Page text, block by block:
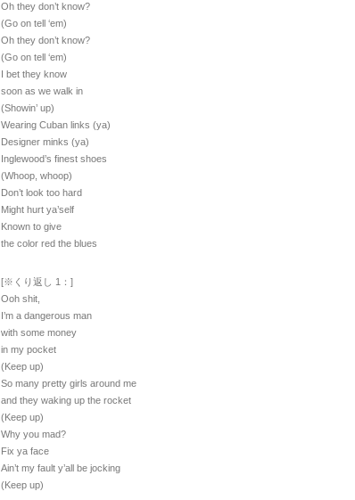
Oh they don’t know?
(Go on tell ‘em)
Oh they don’t know?
(Go on tell ‘em)
I bet they know
soon as we walk in
(Showin’ up)
Wearing Cuban links (ya)
Designer minks (ya)
Inglewood’s finest shoes
(Whoop, whoop)
Don’t look too hard
Might hurt ya’self
Known to give
the color red the blues
[※くり返し 1：]
Ooh shit,
I’m a dangerous man
with some money
in my pocket
(Keep up)
So many pretty girls around me
and they waking up the rocket
(Keep up)
Why you mad?
Fix ya face
Ain’t my fault y’all be jocking
(Keep up)